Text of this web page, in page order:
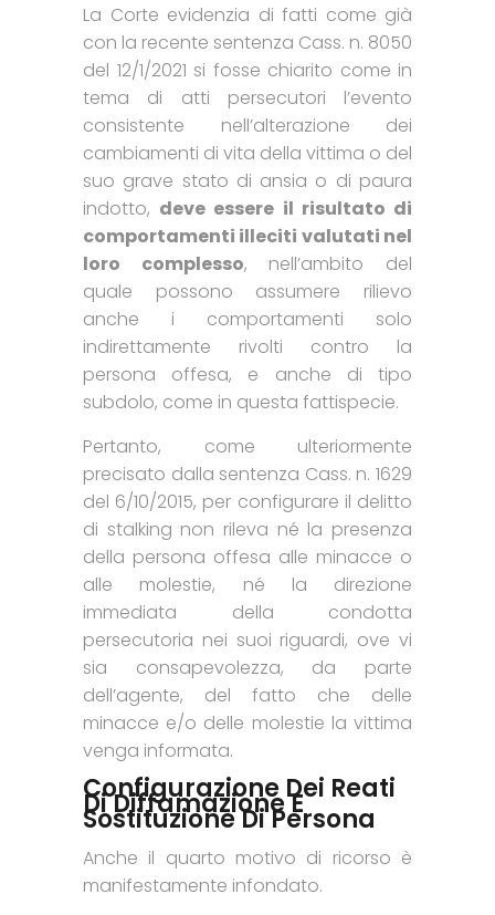
La Corte evidenzia di fatti come già
con la recente sentenza Cass. n. 8050
del 12/1/2021 si fosse chiarito come in
tema di atti persecutori l’evento
consistente nell’alterazione dei
cambiamenti di vita della vittima o del
suo grave stato di ansia o di paura
indotto, deve essere il risultato di
comportamenti illeciti valutati nel
loro complesso, nell’ambito del
quale possono assumere rilievo
anche i comportamenti solo
indirettamente rivolti contro la
persona offesa, e anche di tipo
subdolo, come in questa fattispecie.
Pertanto, come ulteriormente
precisato dalla sentenza Cass. n. 1629
del 6/10/2015, per configurare il delitto
di stalking non rileva né la presenza
della persona offesa alle minacce o
alle molestie, né la direzione
immediata della condotta
persecutoria nei suoi riguardi, ove vi
sia consapevolezza, da parte
dell’agente, del fatto che delle
minacce e/o delle molestie la vittima
venga informata.
Configurazione Dei Reati
Di Diffamazione E
Sostituzione Di Persona
Anche il quarto motivo di ricorso è
manifestamente infondato.